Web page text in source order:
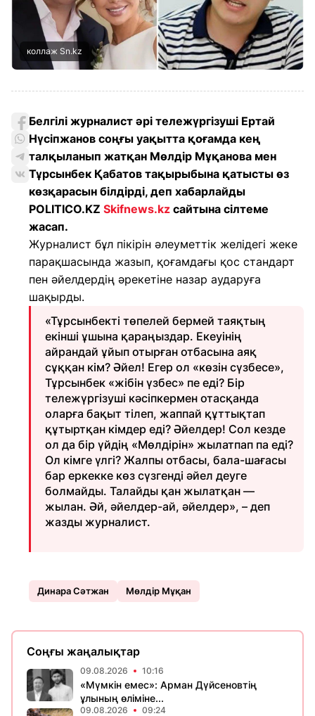
коллаж Sn.kz
Белгілі журналист әрі тележүргізуші Ертай
Нүсіпжанов соңғы уақытта қоғамда кең
талқыланып жатқан Мөлдір Мұқанова мен
Тұрсынбек Қабатов тақырыбына қатысты өз
көзқарасын білдірді, деп хабарлайды
POLITICO.KZ Skifnews.kz сайтына сілтеме
жасап.
Журналист бұл пікірін әлеуметтік желідегі жеке
парақшасында жазып, қоғамдағы қос стандарт
пен әйелдердің әрекетіне назар аударуға
шақырды.
«Тұрсынбекті төпелей бермей таяқтың
екінші ұшына қараңыздар. Екеуінің
айрандай ұйып отырған отбасына аяқ
сұққан кім? Әйел! Егер ол «көзін сүзбесе»,
Тұрсынбек «жібін үзбес» пе еді? Бір
тележүргізуші кәсіпкермен отасқанда
оларға бақыт тілеп, жаппай құттықтап
құтыртқан кімдер еді? Әйелдер! Сол кезде
ол да бір үйдің «Мөлдірін» жылатпап па еді?
Ол кімге үлгі? Жалпы отбасы, бала-шағасы
бар еркекке көз сүзгенді әйел деуге
болмайды. Талайды қан жылатқан —
жылан. Әй, әйелдер-ай, әйелдер», – деп
жазды журналист.
Динара Сәтжан Мөлдір Мұқан
Соңғы жаңалықтар
09.08.2026 10:16
«Мүмкін емес»: Арман Дүйсеновтің
ұлының өліміне...
09.08.2026 09:24